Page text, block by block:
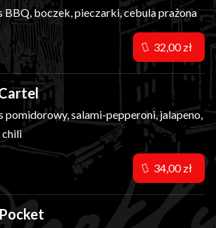
BBQ, boczek, pieczarki, cebula prażona
pomidorowy, salami-pepperoni, jalapeno,
chili